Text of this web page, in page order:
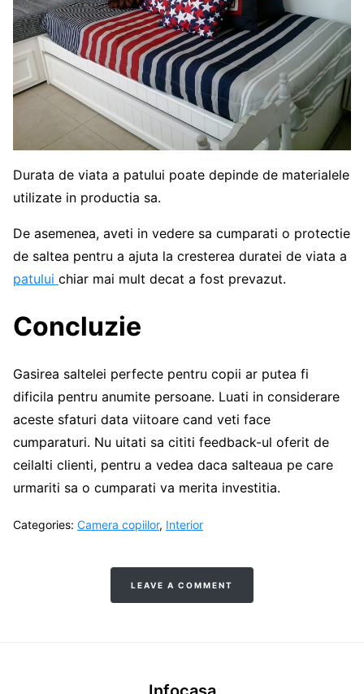
Durata de viata a patului poate depinde de materialele
utilizate in productia sa.
De asemenea, aveti in vedere sa cumparati o protectie
de saltea pentru a ajuta la cresterea duratei de viata a
patului chiar mai mult decat a fost prevazut.
Concluzie
Gasirea saltelei perfecte pentru copii ar putea fi
dificila pentru anumite persoane. Luati in considerare
aceste sfaturi data viitoare cand veti face
cumparaturi. Nu uitati sa cititi feedback-ul oferit de
ceilalti clienti, pentru a vedea daca salteaua pe care
urmariti sa o cumparati va merita investitia.
Categories: Camera copiilor, Interior
LEAVE A COMMENT